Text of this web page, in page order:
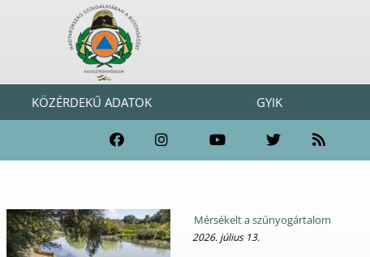
KÖZÉRDEKŰ ADATOK GYIK
Mérsékelt a szúnyogártalom
2026. július 13.